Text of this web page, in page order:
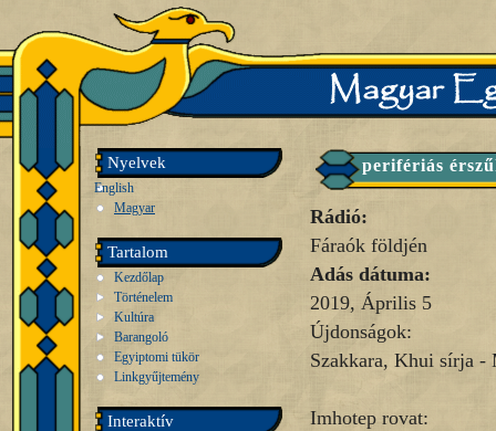
Nyelvek
English
Magyar
Tartalom
Kezdőlap
Történelem
Kultúra
Barangoló
Egyiptomi tükör
Linkgyűjtemény
Interaktív
perifériás
Rádió:
Fáraók földjén
Adás dátuma:
2019, Április 5
Újdonságok:
Szakkara, Khui sírja -
Imhotep rovat: